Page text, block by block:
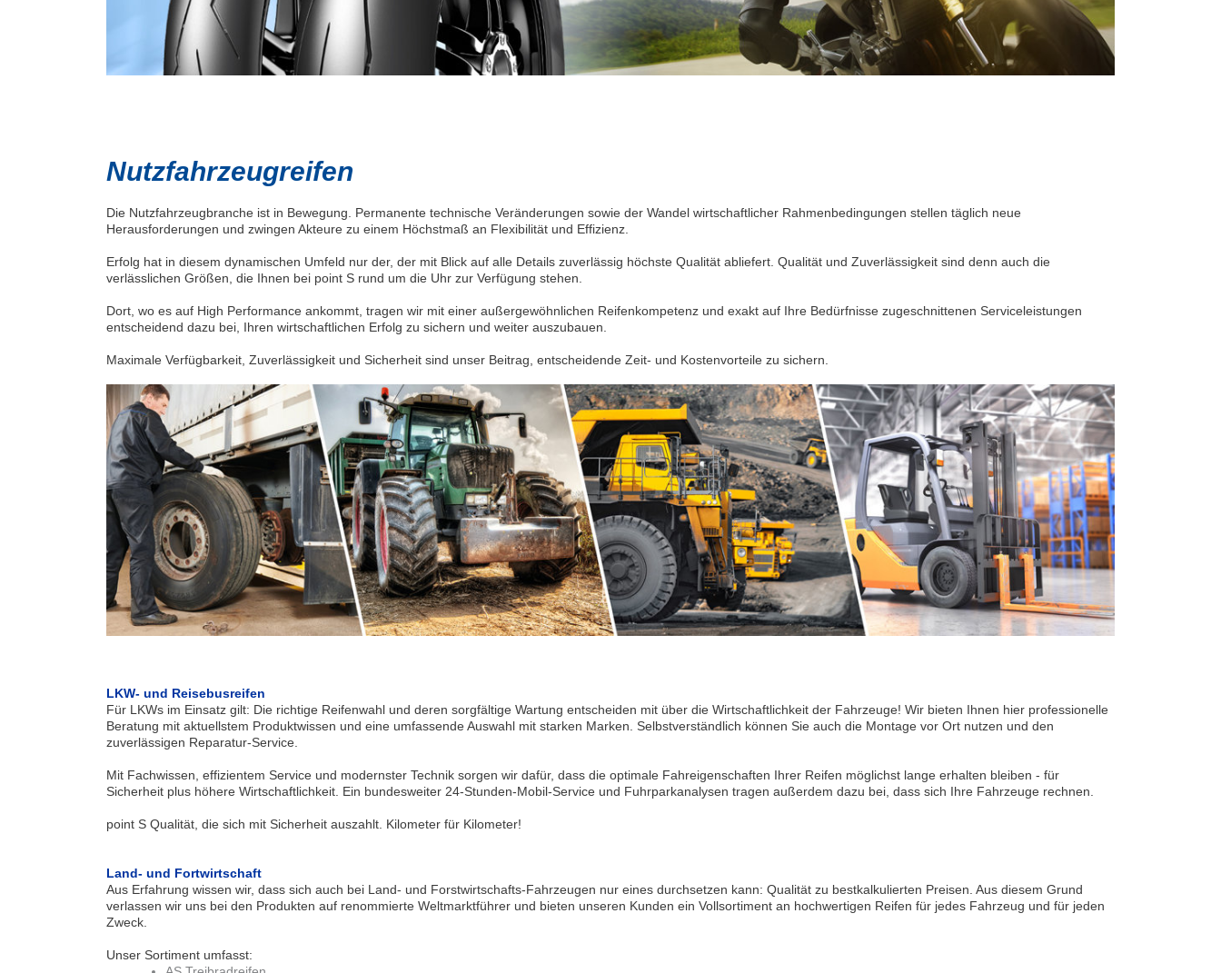
Nutzfahrzeugreifen
Die Nutzfahrzeugbranche ist in Bewegung. Permanente technische Veränderungen sowie der Wandel wirtschaftlicher Rahmenbedingungen stellen täglich neue
Herausforderungen und zwingen Akteure zu einem Höchstmaß an Flexibilität und Effizienz.
Erfolg hat in diesem dynamischen Umfeld nur der, der mit Blick auf alle Details zuverlässig höchste Qualität abliefert. Qualität und Zuverlässigkeit sind denn auch die
verlässlichen Größen, die Ihnen bei point S rund um die Uhr zur Verfügung stehen.
Dort, wo es auf High Performance ankommt, tragen wir mit einer außergewöhnlichen Reifenkompetenz und exakt auf Ihre Bedürfnisse zugeschnittenen Serviceleistungen
entscheidend dazu bei, Ihren wirtschaftlichen Erfolg zu sichern und weiter auszubauen.
Maximale Verfügbarkeit, Zuverlässigkeit und Sicherheit sind unser Beitrag, entscheidende Zeit- und Kostenvorteile zu sichern.
LKW- und Reisebusreifen
Für LKWs im Einsatz gilt: Die richtige Reifenwahl und deren sorgfältige Wartung entscheiden mit über die Wirtschaftlichkeit der Fahrzeuge! Wir bieten Ihnen hier professionelle
Beratung mit aktuellstem Produktwissen und eine umfassende Auswahl mit starken Marken. Selbstverständlich können Sie auch die Montage vor Ort nutzen und den
zuverlässigen Reparatur-Service.
Mit Fachwissen, effizientem Service und modernster Technik sorgen wir dafür, dass die optimale Fahreigenschaften Ihrer Reifen möglichst lange erhalten bleiben - für
Sicherheit plus höhere Wirtschaftlichkeit. Ein bundesweiter 24-Stunden-Mobil-Service und Fuhrparkanalysen tragen außerdem dazu bei, dass sich Ihre Fahrzeuge rechnen.
point S Qualität, die sich mit Sicherheit auszahlt. Kilometer für Kilometer!
Land- und Fortwirtschaft
Aus Erfahrung wissen wir, dass sich auch bei Land- und Forstwirtschafts-Fahrzeugen nur eines durchsetzen kann: Qualität zu bestkalkulierten Preisen. Aus diesem Grund
verlassen wir uns bei den Produkten auf renommierte Weltmarktführer und bieten unseren Kunden ein Vollsortiment an hochwertigen Reifen für jedes Fahrzeug und für jeden
Zweck.
Unser Sortiment umfasst: